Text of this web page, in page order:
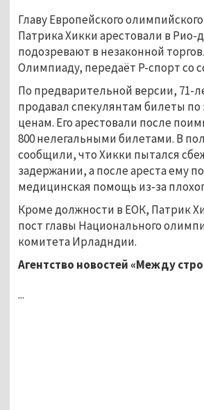
Главу Европейского
Патрика Хикки арестовали в Рио-
подозревают в незаконной
Олимпиаду, передаёт Р-спорт со
По предварительной версии, 71-
продавал спекулянтам билеты
ценам. Его арестовали после
800 нелегальными билетами. В
сообщили, что Хикки пытался
задержании, а после ареста ему
медицинская помощь из-за
Кроме должности в ЕОК, Патрик
пост главы Национального
комитета Ирладндии.
Агентство новостей «Между
...